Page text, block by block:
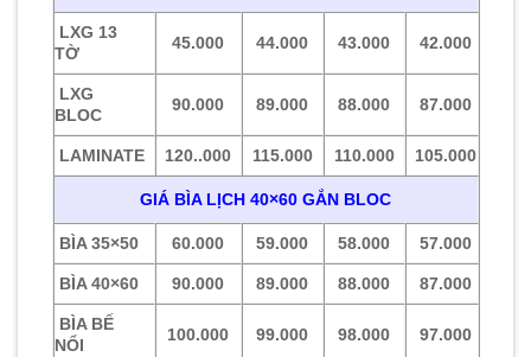
LXG 13
TỜ
45.000 44.000 43.000 42.000
LXG
BLOC
90.000 89.000 88.000 87.000
LAMINATE 120..000 115.000 110.000 105.000
GIÁ BÌA LỊCH 40×60 GẮN BLOC
BÌA 35×50 60.000 59.000 58.000 57.000
BÌA 40×60 90.000 89.000 88.000 87.000
BÌA BẾ
NỔI
100.000 99.000 98.000 97.000